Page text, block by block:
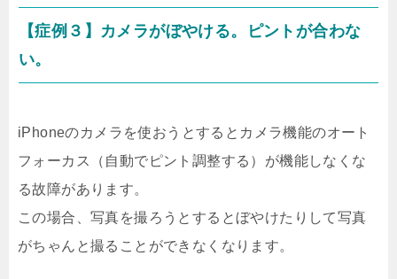
【症例３】カメラがぼやける。ピントが合わな
い。
iPhoneのカメラを使おうとするとカメラ機能のオート
フォーカス（自動でピント調整する）が機能しなくな
る故障があります。
この場合、写真を撮ろうとするとぼやけたりして写真
がちゃんと撮ることができなくなります。